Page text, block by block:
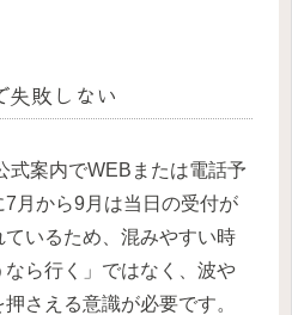
失敗しない
式案内でWEBまたは電話予
月から9月は当日の受付が
いるため、混みやすい時
ら行く」ではなく、波や
さえる意識が必要です。